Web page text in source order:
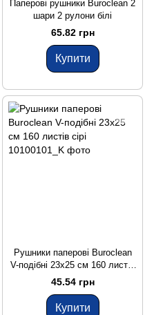
Паперові рушники Buroclean 2
шари 2 рулони білі
65.82 грн
Купити
Рушники паперові Buroclean
V-подібні 23x25 см 160 листів
сірі
45.54 грн
Купити